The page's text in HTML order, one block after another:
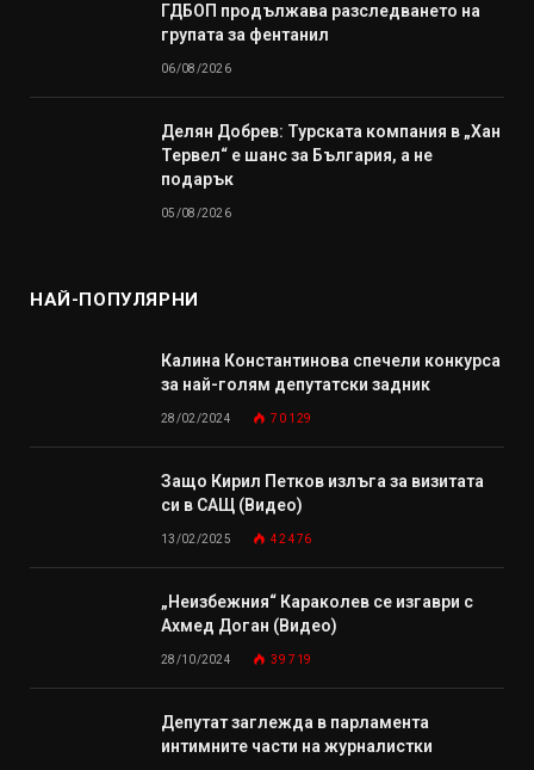
ГДБОП продължава разследването на
групата за фентанил
06/08/2026
Делян Добрев: Турската компания в „Хан
Тервел“ е шанс за България, а не
подарък
05/08/2026
НАЙ-ПОПУЛЯРНИ
Калина Константинова спечели конкурса
за най-голям депутатски задник
28/02/2024 70 129
Защо Кирил Петков излъга за визитата
си в САЩ (Видео)
13/02/2025 42 476
„Неизбежния“ Караколев се изгаври с
Ахмед Доган (Видео)
28/10/2024 39 719
Депутат заглежда в парламента
интимните части на журналистки